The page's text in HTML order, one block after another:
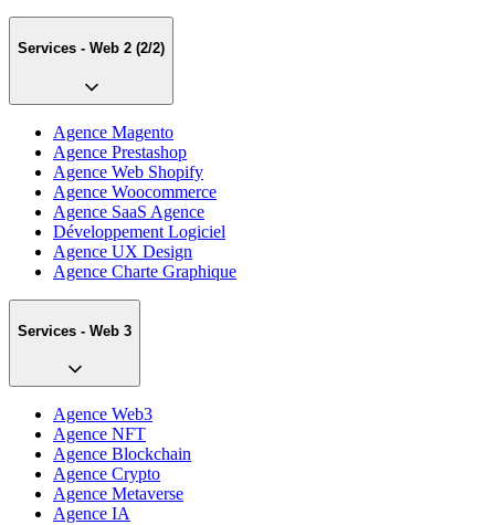
Services - Web 2 (2/2)
Agence Magento
Agence Prestashop
Agence Web Shopify
Agence Woocommerce
Agence SaaS Agence
Développement Logiciel
Agence UX Design
Agence Charte Graphique
Services - Web 3
Agence Web3
Agence NFT
Agence Blockchain
Agence Crypto
Agence Metaverse
Agence IA